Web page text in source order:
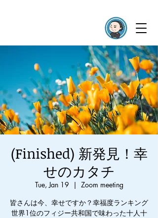
(Finished) 新発見！幸
せのカタチ
Tue, Jan 19
  |
Zoom meeting
皆さんは今、幸せですか？幸福度ランキング
世界1位のフィジー共和国で味わった十人十